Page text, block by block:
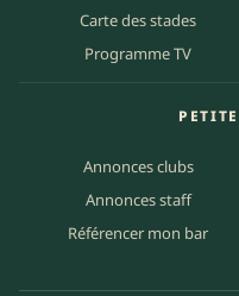
Carte des stades
Programme TV
Annonces clubs
Annonces staff
Référencer mon bar